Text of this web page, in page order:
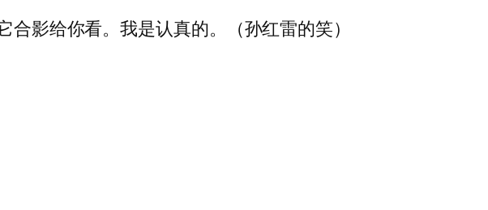
影给你看。我是认真的。（孙红雷的笑）